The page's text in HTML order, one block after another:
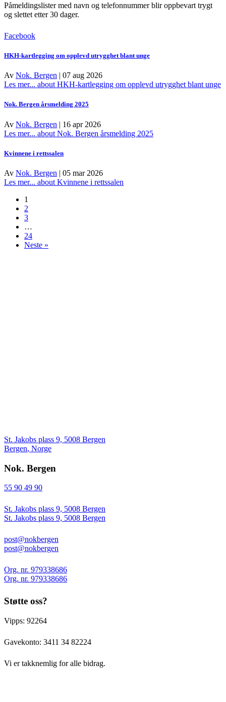
Påmeldingslister med navn og telefonnummer blir oppbevart trygt
og slettet etter 30 dager.
Facebook
HKH-kartlegging om opplevd utrygghet blant unge
Av Nok. Bergen | 07 aug 2026
Les mer... about HKH-kartlegging om opplevd utrygghet blant unge
Nok. Bergen årsmelding 2025
Av Nok. Bergen | 16 apr 2026
Les mer... about Nok. Bergen årsmelding 2025
Kvinnene i rettssalen
Av Nok. Bergen | 05 mar 2026
Les mer... about Kvinnene i rettssalen
1
2
3
…
24
Neste »
St. Jakobs plass 9, 5008 Bergen
Bergen, Norge
Nok. Bergen
55 90 49 90
St. Jakobs plass 9, 5008 Bergen
St. Jakobs plass 9, 5008 Bergen
post@nokbergen
post@nokbergen
Org. nr. 979338686
Org. nr. 979338686
Støtte oss?
Vipps: 92264
Gavekonto: 3411 34 82224
Vi er takknemlig for alle bidrag.